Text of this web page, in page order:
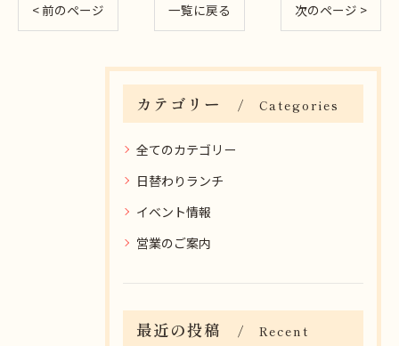
< 前のページ 一覧に戻る 次のページ >
カテゴリー Categories
全てのカテゴリー
日替わりランチ
イベント情報
営業のご案内
最近の投稿
Recent